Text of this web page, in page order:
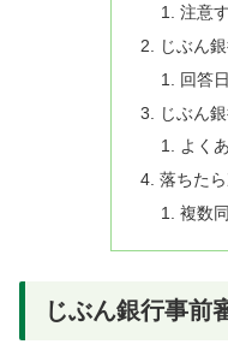
注意
じぶん
回答
じぶん
よく
落ちた
複数
じぶん銀行事前